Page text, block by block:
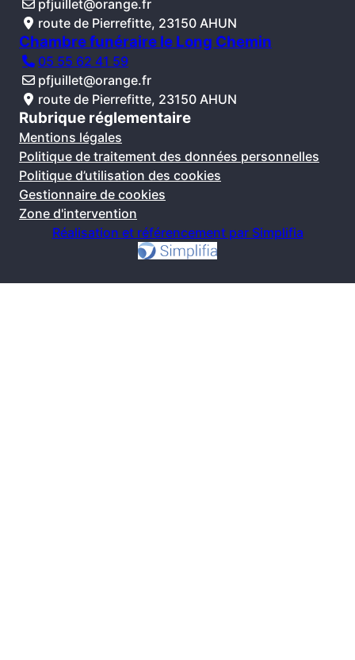
pfjuillet@orange.fr
route de Pierrefitte, 23150 AHUN
Chambre funéraire le Long Chemin
05 55 62 41 59
pfjuillet@orange.fr
route de Pierrefitte, 23150 AHUN
Rubrique réglementaire
Mentions légales
Politique de traitement des données personnelles
Politique d’utilisation des cookies
Gestionnaire de cookies
Zone d'intervention
Réalisation et référencement par Simplifia